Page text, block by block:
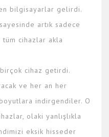
bilgisayarlar gelirdi.
artık sadece
cihazlar akla
cihaz getirdi.
ve her an her
indirgendiler. O
olaki yanlışlıkla
eksik hisseder